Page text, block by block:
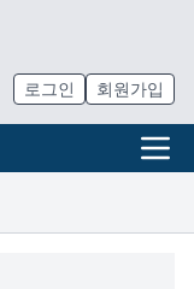
로그인 회원가입